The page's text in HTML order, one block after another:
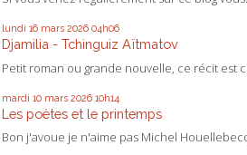
lundi 16 mars 2026 04h06
Djamilia - Tchinguiz Aïtmatov
Petit roman ou grande nouvelle, ce récit est
mardi 10 mars 2026 10h14
Les poètes et le printemps
Bon j'avoue je n'aime pas Michel